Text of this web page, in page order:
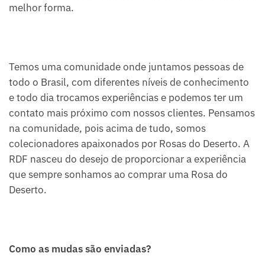
melhor forma.
Temos uma comunidade onde juntamos pessoas de
todo o Brasil, com diferentes níveis de conhecimento
e todo dia trocamos experiências e podemos ter um
contato mais próximo com nossos clientes. Pensamos
na comunidade, pois acima de tudo, somos
colecionadores apaixonados por Rosas do Deserto. A
RDF nasceu do desejo de proporcionar a experiência
que sempre sonhamos ao comprar uma Rosa do
Deserto.
Como as mudas são enviadas?